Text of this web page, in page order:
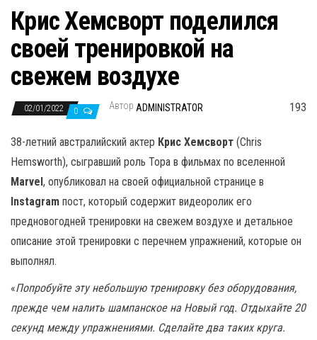
Крис Хемсворт поделился
своей тренировкой на
свежем воздухе
02/01/2022 0 Автор ADMINISTRATOR 193
38-летний австралийский актер Крис Хемсворт (Chris
Hemsworth), сыгравший роль Тора в фильмах по вселенной
Marvel, опубликовал на своей официальной странице в
Instagram пост, который содержит видеоролик его
предновогодней тренировки на свежем воздухе и детальное
описание этой тренировки с перечнем упражнений, которые он
выполнял.
«Попробуйте эту небольшую тренировку без оборудования,
прежде чем налить шампанское на Новый год. Отдыхайте 20
секунд между упражнениями. Сделайте два таких круга.